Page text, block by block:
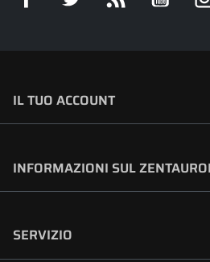
IL TUO ACCOUNT
INFORMAZIONI SUL
SERVIZIO